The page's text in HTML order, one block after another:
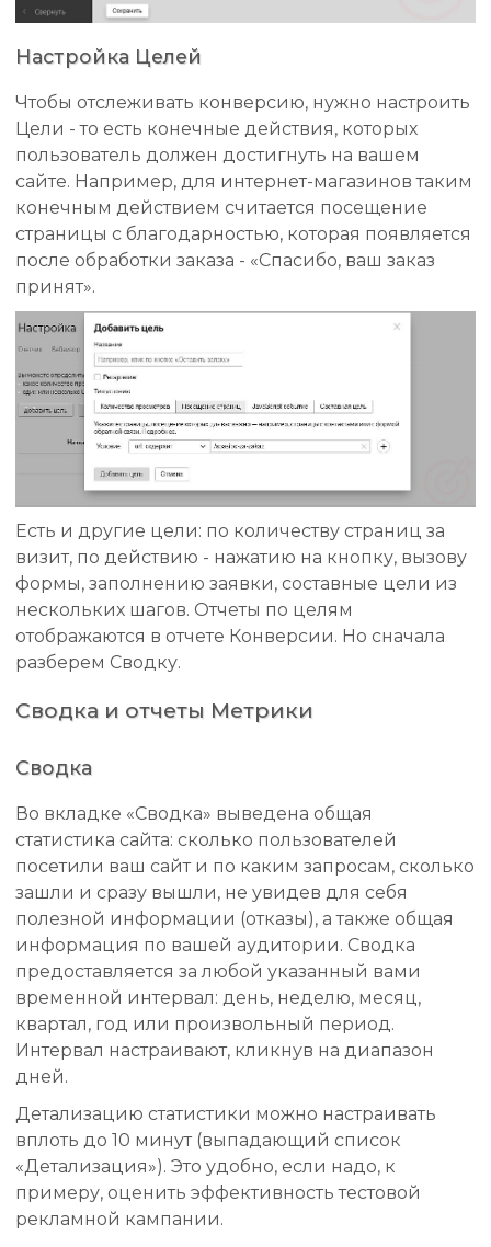
Настройка Целей
Чтобы отслеживать конверсию, нужно настроить
Цели - то есть конечные действия, которых
пользователь должен достигнуть на вашем
сайте. Например, для интернет-магазинов таким
конечным действием считается посещение
страницы с благодарностью, которая появляется
после обработки заказа - «Спасибо, ваш заказ
принят».
Есть и другие цели: по количеству страниц за
визит, по действию - нажатию на кнопку, вызову
формы, заполнению заявки, составные цели из
нескольких шагов. Отчеты по целям
отображаются в отчете Конверсии. Но сначала
разберем Сводку.
Сводка и отчеты Метрики
Сводка
Во вкладке «Сводка» выведена общая
статистика сайта: сколько пользователей
посетили ваш сайт и по каким запросам, сколько
зашли и сразу вышли, не увидев для себя
полезной информации (отказы), а также общая
информация по вашей аудитории. Сводка
предоставляется за любой указанный вами
временной интервал: день, неделю, месяц,
квартал, год или произвольный период.
Интервал настраивают, кликнув на диапазон
дней.
Детализацию статистики можно настраивать
вплоть до 10 минут (выпадающий список
«Детализация»). Это удобно, если надо, к
примеру, оценить эффективность тестовой
рекламной кампании.